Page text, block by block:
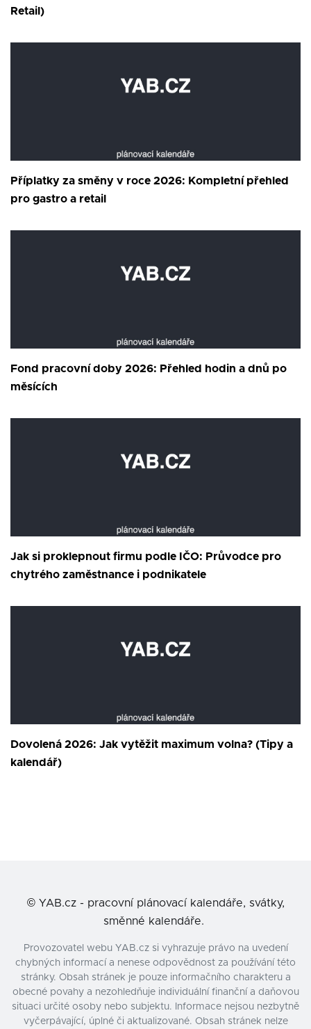
Retail)
Příplatky za směny v roce 2026: Kompletní přehled
pro gastro a retail
Fond pracovní doby 2026: Přehled hodin a dnů po
měsících
Jak si proklepnout firmu podle IČO: Průvodce pro
chytrého zaměstnance i podnikatele
Dovolená 2026: Jak vytěžit maximum volna? (Tipy a
kalendář)
© YAB.cz - pracovní plánovací kalendáře, svátky,
směnné kalendáře.
Provozovatel webu YAB.cz si vyhrazuje právo na uvedení
chybných informací a nenese odpovědnost za používání této
stránky. Obsah stránek je pouze informačního charakteru a
obecné povahy a nezohledňuje individuální finanční a daňovou
situaci určité osoby nebo subjektu. Informace nejsou nezbytně
vyčerpávající, úplné či aktualizované. Obsah stránek nelze